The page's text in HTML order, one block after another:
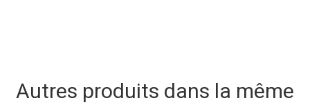
Autres produits dans la même